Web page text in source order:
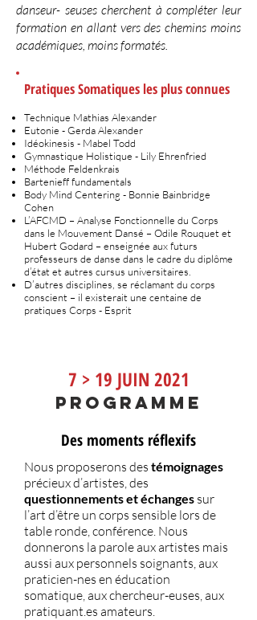
danseur- seuses cherchent à compléter leur
formation en allant vers des chemins moins
académiques, moins formatés.
Pratiques Somatiques les plus connues
Technique Mathias Alexander
Eutonie - Gerda Alexander
Idéokinesis - Mabel Todd
Gymnastique Holistique - Lily Ehrenfried
Méthode Feldenkrais
Bartenieff fundamentals
Body Mind Centering - Bonnie Bainbridge
Cohen
L’AFCMD – Analyse Fonctionnelle du Corps
dans le Mouvement Dansé – Odile Rouquet et
Hubert Godard – enseignée aux futurs
professeurs de danse dans le cadre du diplôme
d’état et autres cursus universitaires.
D’autres disciplines, se réclamant du corps
conscient – il existerait une centaine de
pratiques Corps - Esprit
7 > 19 JUIN 2021
PROGRAMME
Des moments réflexifs
Nous proposerons des témoignages
précieux d’artistes, des
questionnements et échanges sur
l’art d’être un corps sensible lors de
table ronde, conférence. Nous
donnerons la parole aux artistes mais
aussi aux personnels soignants, aux
praticien-nes en éducation
somatique, aux chercheur-euses, aux
pratiquant.es amateurs.